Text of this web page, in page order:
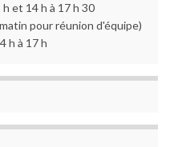
h et 14 h à 17 h 30
pour réunion d'équipe)
h à 17 h